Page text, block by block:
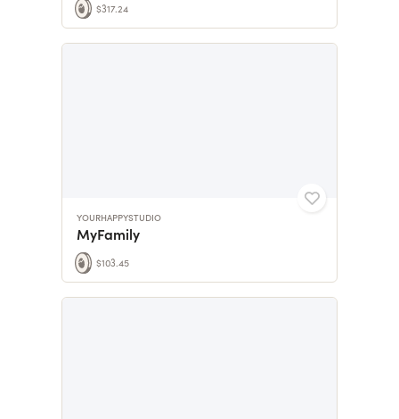
$317.24
YOURHAPPYSTUDIO
MyFamily
$103.45